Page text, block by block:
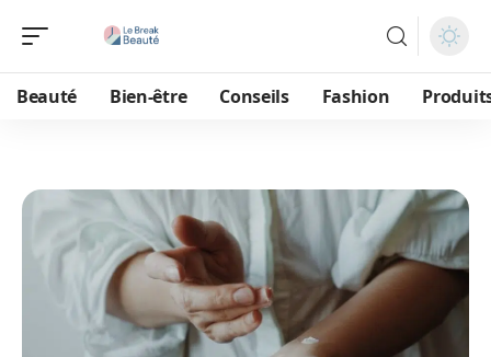
Beauté Bien-être Conseils Fashion